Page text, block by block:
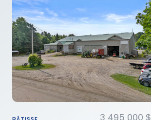
3 495 000 $